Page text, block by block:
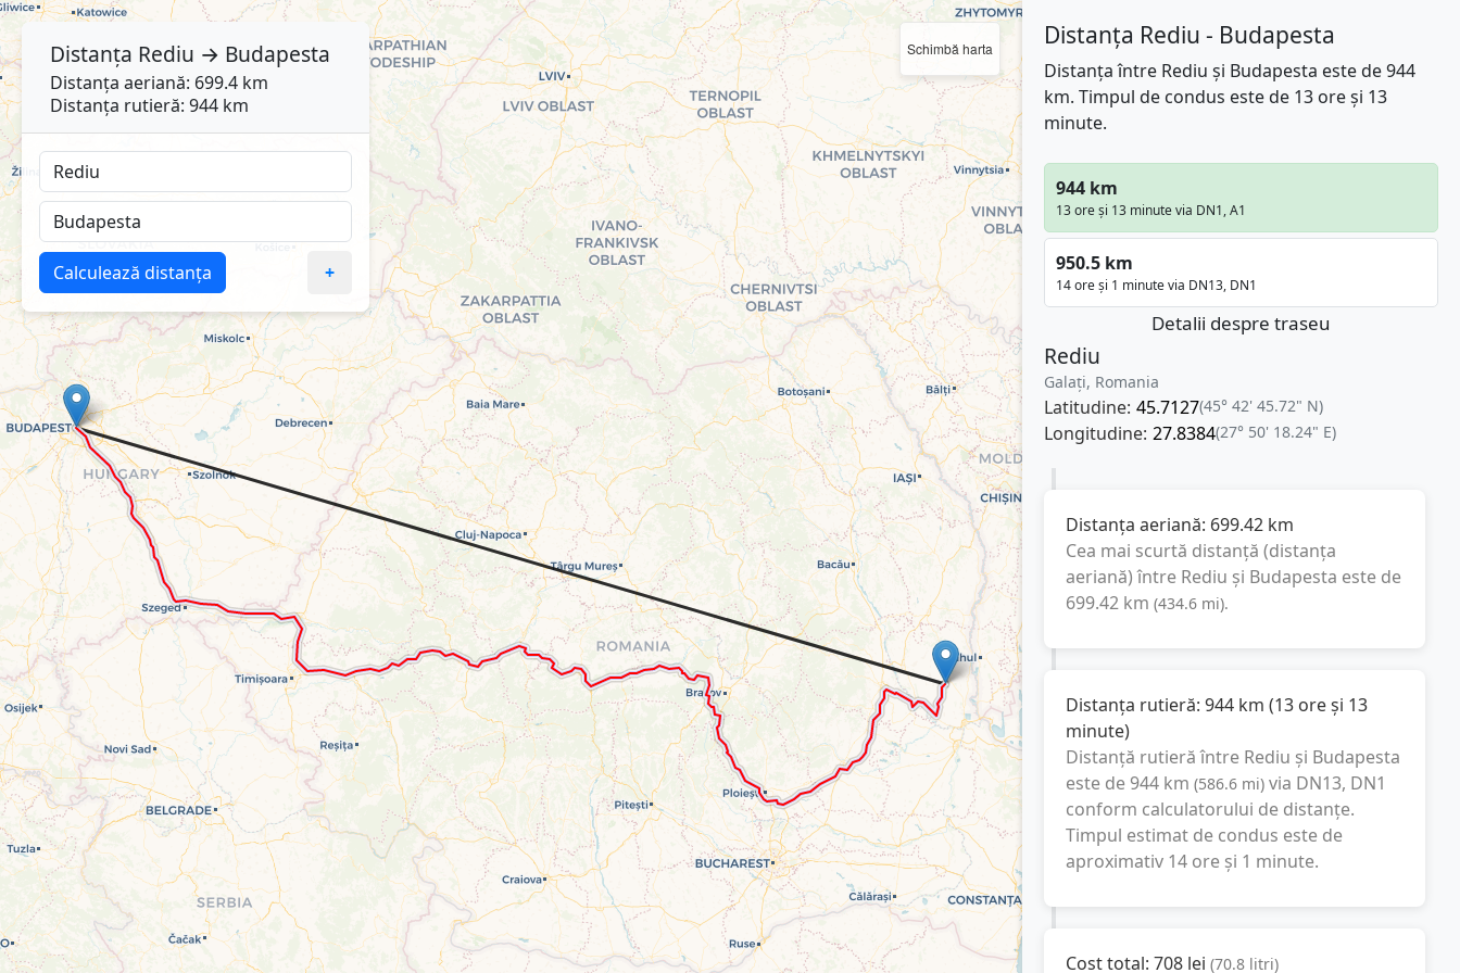
Schimbă harta Distanța Rediu - Budapesta
Distanța între Rediu și Budapesta este de 944
km. Timpul de condus este de 13 ore și 13
minute.
944 km
13 ore și 13 minute via DN1, A1
950.5 km
14 ore și 1 minute via DN13, DN1
Detalii despre traseu
Rediu
Galați, Romania
Latitudine: 45.7127(45° 42' 45.72" N)
Longitudine: 27.8384(27° 50' 18.24" E)
Distanța aeriană: 699.42 km
Cea mai scurtă distanță (distanța
aeriană) între Rediu și Budapesta este de
699.42 km (434.6 mi).
Distanța rutieră: 944 km (13 ore și 13
minute)
Distanță rutieră între Rediu și Budapesta
este de 944 km (586.6 mi) via DN13, DN1
conform calculatorului de distanțe.
Timpul estimat de condus este de
aproximativ 14 ore și 1 minute.
Cost total: 708 lei (70.8 litri)
Distanța Rediu → Budapesta
Distanța aeriană: 699.4 km
Distanța rutieră: 944 km
Calculează distanța +